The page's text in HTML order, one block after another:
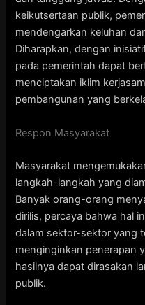
keikutsertaan publik,
mendengarkan keluhan
Diharapkan, dengan
pada pemerintah dapat
menciptakan iklim
pembangunan yang
Respon Masyarakat
Masyarakat
langkah-langkah yang
Banyak orang-orang
dirilis, percaya bahwa hal
dalam sektor-sektor yang
menginginkan penerapan
hasilnya dapat dirasakan
publik.